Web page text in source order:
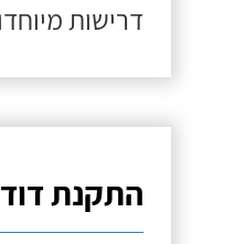
דרישות
התקנת דוד